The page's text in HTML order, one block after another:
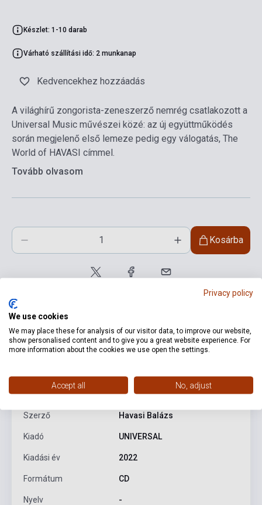
Készlet: 1-10 darab
Várható szállítási idő: 2 munkanap
Kedvencekhez hozzáadás
A világhírű zongorista-zeneszerző nemrég csatlakozott a
Universal Music művészei közé: az új együttműködés
során megjelenő első lemeze pedig egy válogatás, The
World of HAVASI címmel.
Tovább olvasom
Kosárba
ISBN 0602445562473
Szerző Havasi Balázs
Kiadó UNIVERSAL
Kiadási év 2022
Formátum CD
Nyelv -
Privacy policy
We use cookies
We may place these for analysis of our visitor data, to improve our website,
show personalised content and to give you a great website experience. For
more information about the cookies we use open the settings.
Accept all No, adjust